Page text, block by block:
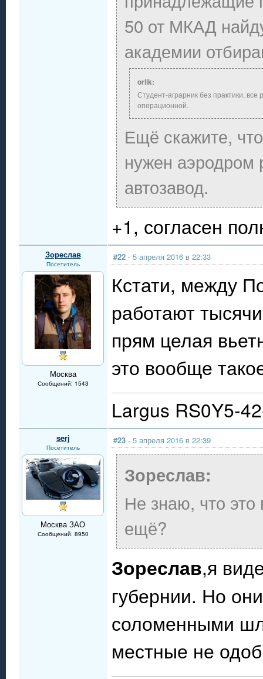
50 от МКАД
академии
orlik:
Студент-аграрник без практики,
операционной.
Ещё скажите,
нужен
автозавод.
+1, согласен
Зореслав
Посетитель
Москва
Сообщений: 1543
#22 - 5 апреля 2016 в 22:33
Кстати, между
работают
прям целая
это вообще
Largus RS0Y5-
serj
Посетитель
Москва ЗАО
Сообщений: 8950
#23 - 5 апреля 2016 в 22:39
Зореслав:
Не знаю, что
ещё?
Зореслав,я
губернии. Но
соломенными
местные не